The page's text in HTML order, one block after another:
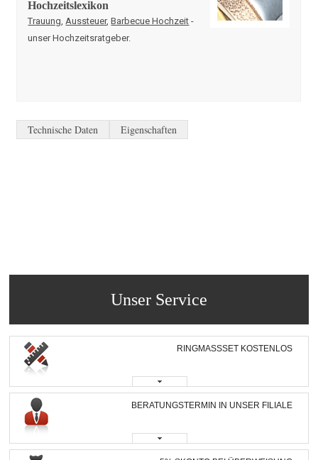
Hochzeitslexikon
Trauung Aussteuer,Barbecue Hochzeit -
unser Hochzeitsratgeber.
Technische Daten Eigenschaften
Unser Service
RINGMASSSET KOSTENLOS
BERATUNGSTERMIN IN UNSER FILIALE